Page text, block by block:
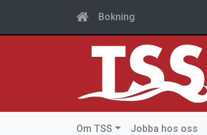
Bokning
Om TSS Jobba hos oss